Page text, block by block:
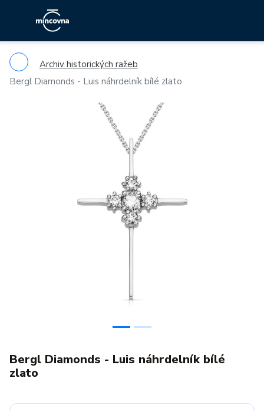
Archiv historických ražeb
Bergl Diamonds - Luis náhrdelník bílé zlato
Bergl Diamonds - Luis náhrdelník bílé
zlato